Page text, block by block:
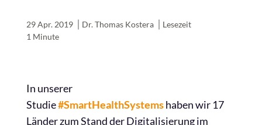
29 Apr. 2019 Dr. Thomas Kostera
Lesezeit
1 Minute
In unserer
Studie#SmartHealthSystemshaben wir 17
Länder zum Stand der Digitalisierung im